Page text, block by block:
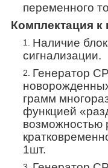
переменного
Комплектация к
Наличие
сигнализации.
Генератор
грамм
функцией
возможностью
1шт.